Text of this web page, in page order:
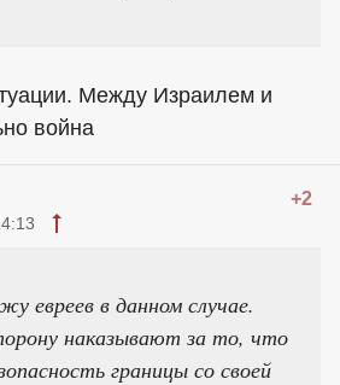
Между Израилем и
война
+2
евреев в данном случае.
наказывают за то, что
границы со своей